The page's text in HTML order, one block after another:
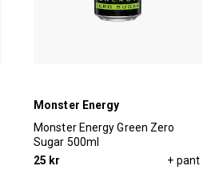
Monster Energy
Monster Energy Green Zero
Sugar 500ml
25 kr
+ pant